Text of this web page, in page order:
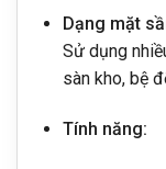
Dạng mặt
Sử dụng
sàn kho, bệ
Tính năng: